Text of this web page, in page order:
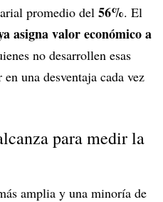
promedio del 56%. El
asigna valor económico a
no desarrollen esas
una desventaja cada vez
para medir la
amplia y una minoría de